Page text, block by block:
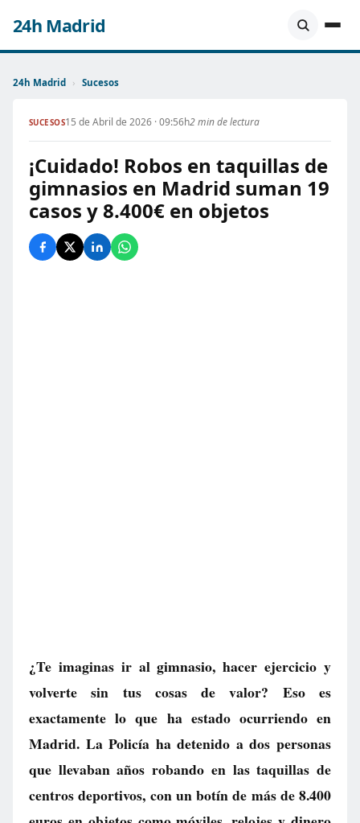
24h Madrid
24h Madrid › Sucesos
SUCESOS15 de Abril de 2026 · 09:56h2 min de lectura
¡Cuidado! Robos en taquillas de
gimnasios en Madrid suman 19
casos y 8.400€ en objetos
¿Te imaginas ir al gimnasio, hacer ejercicio y
volverte sin tus cosas de valor? Eso es
exactamente lo que ha estado ocurriendo en
Madrid. La Policía ha detenido a dos personas
que llevaban años robando en las taquillas de
centros deportivos, con un botín de más de 8.400